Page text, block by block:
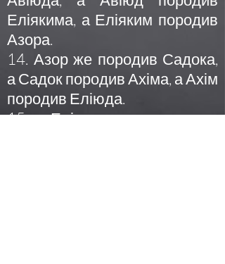
Еліякима, а Еліяким породив
Азора.
14. Азор же породив Садока,
а Садок породив Ахіма, а Ахім
породив Еліюда.
15. Еліюд же породив